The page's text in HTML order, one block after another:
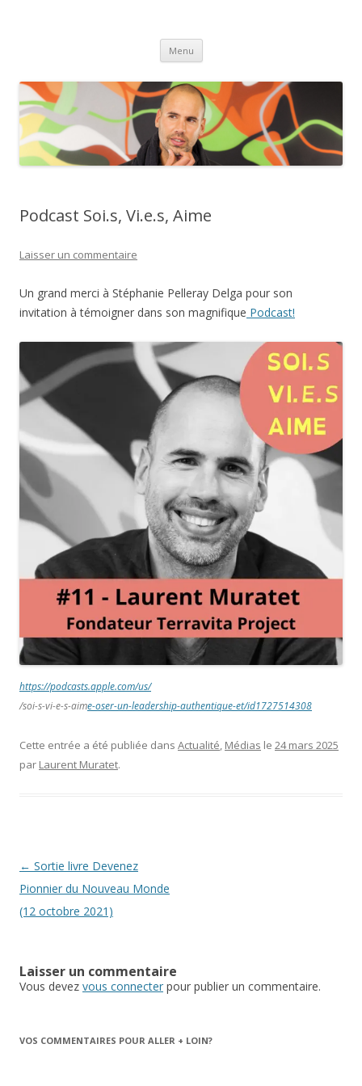
Menu Aller
contenu
Podcast Soi.s, Vi.e.s, Aime
Laisser un commentaire
Un grand merci à Stéphanie Pelleray Delga pour son
invitation à témoigner dans son magnifique Podcast!
https://podcasts.apple.com/us/
/soi-s-vi-e-s-aime-oser-un-leadership-authentique-et/id1727514308
Cette entrée a été publiée dans Actualité, Médias le 24 mars 2025
par Laurent Muratet.
Navigation
des
articles
← Sortie livre Devenez
Pionnier du Nouveau Monde
(12 octobre 2021)
Laisser un commentaire
Vous devez vous connecter pour publier un commentaire.
VOS COMMENTAIRES POUR ALLER + LOIN?